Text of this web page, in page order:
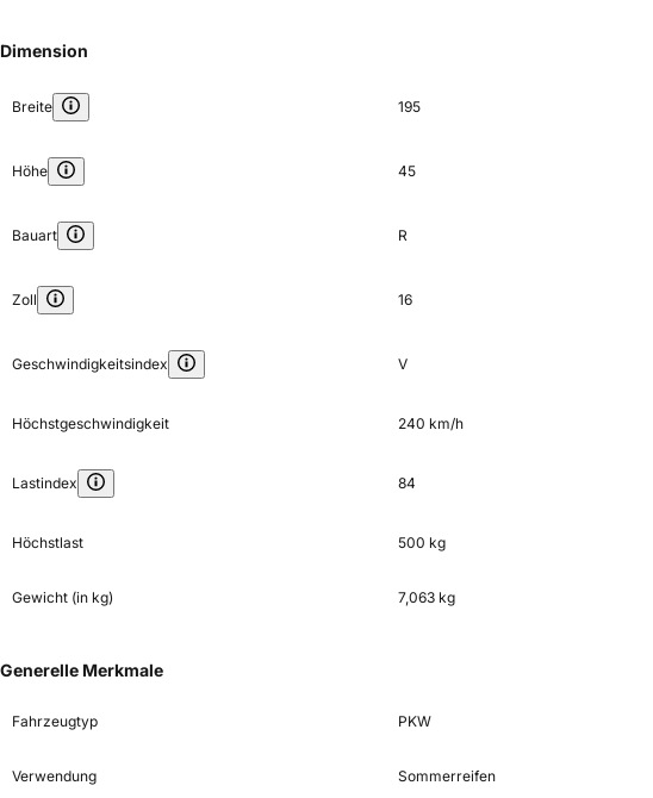
Dimension
Breite 195
Höhe 45
Bauart R
Zoll 16
Geschwindigkeitsindex V
Höchstgeschwindigkeit 240 km/h
Lastindex 84
Höchstlast 500 kg
Gewicht (in kg) 7,063 kg
Generelle Merkmale
Fahrzeugtyp PKW
Verwendung Sommerreifen